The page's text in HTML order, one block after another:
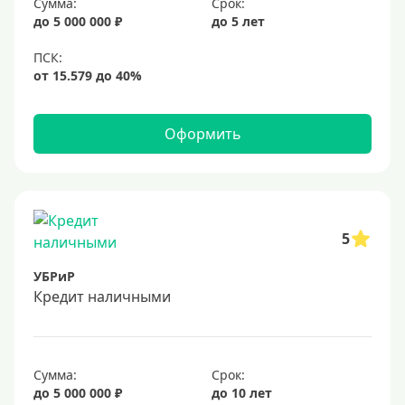
15000 руб
18000 руб
20 тысяч
30 тысяч
40000 руб
60000 руб
70000 руб
80000 руб
120000 руб
до 5 000 000 ₽
до 5 лет
Оформить
5
УБРиР
Кредит наличными
Сумма:
до 5 000 000 ₽
Срок:
до 10 лет